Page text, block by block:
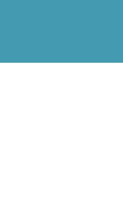
springen